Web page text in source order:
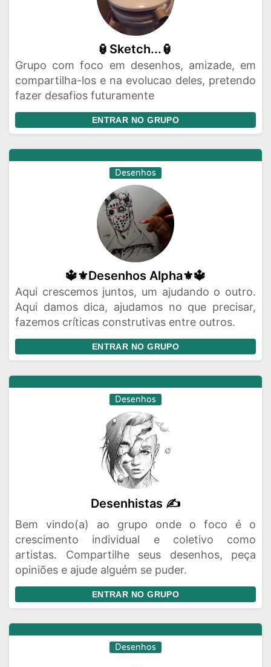
🏮Sketch...🏮
Grupo com foco em desenhos, amizade, em
compartilha-los e na evolucao deles, pretendo
fazer desafios futuramente
ENTRAR NO GRUPO
Desenhos
🔱⚜️Desenhos Alpha⚜️🔱
Aqui crescemos juntos, um ajudando o outro.
Aqui damos dica, ajudamos no que precisar,
fazemos críticas construtivas entre outros.
ENTRAR NO GRUPO
Desenhos
Desenhistas ✍
Bem vindo(a) ao grupo onde o foco é o
crescimento individual e coletivo como
artistas. Compartilhe seus desenhos, peça
opiniões e ajude alguém se puder.
ENTRAR NO GRUPO
Desenhos